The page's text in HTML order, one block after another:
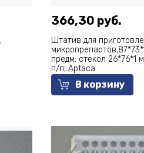
366,30 руб.
Штатив для
предм. стекол 26*76*1
п/п, Aptaca
В корзину